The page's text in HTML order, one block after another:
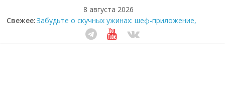
8 августа 2026
Свежее:Забудьте о скучных ужинах: шеф-приложение,
которое видит вашу еду насквозь
Небо зовёт: как бизнес на полётах дронов и